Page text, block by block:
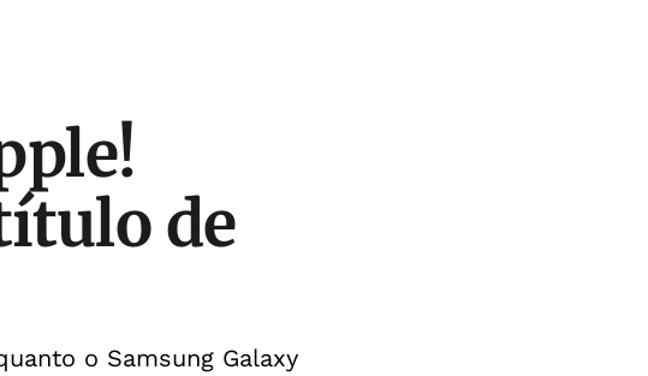
de
o Samsung Galaxy